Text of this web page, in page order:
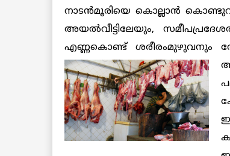
നാടന്‍മൂരിയെ കൊല്ലാന്‍
അയല്‍വീട്ടിലേയും,
എണ്ണകൊണ്ട് ശരീരംമുഴുവനും